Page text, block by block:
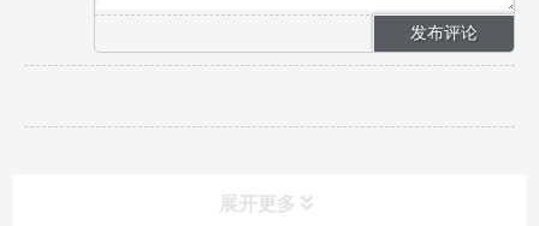
展开更多